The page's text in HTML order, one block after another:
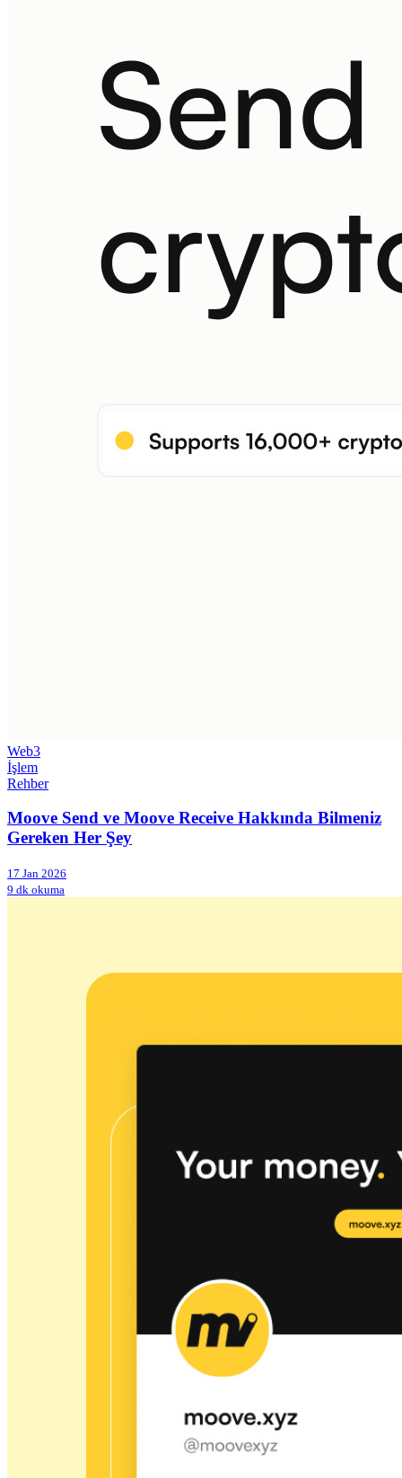
Web3
İşlem
Rehber
Moove Send ve Moove Receive Hakkında Bilmeniz
Gereken Her Şey
17 Jan 2026
9 dk okuma